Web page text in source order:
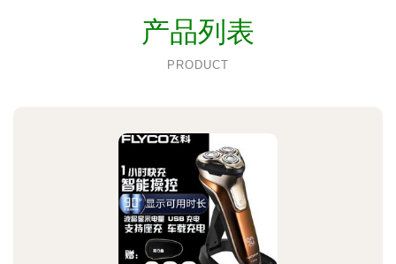
产品列表
PRODUCT